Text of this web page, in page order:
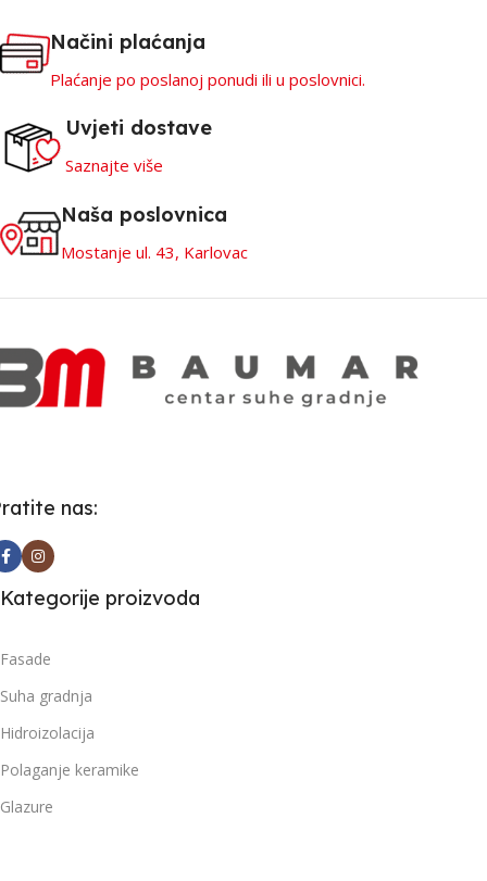
Načini plaćanja
Plaćanje po poslanoj ponudi ili u poslovnici.
Uvjeti dostave
Saznajte više
Naša poslovnica
Mostanje ul. 43, Karlovac
nas:
Kategorije proizvoda
Fasade
Suha gradnja
Hidroizolacija
Polaganje keramike
Glazure